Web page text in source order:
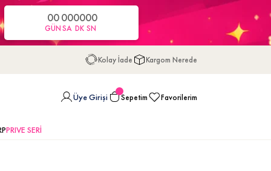
00
GÜN
00
SA
00
DK
00
SN
Kolay İade Kargom Nerede
Üye Girişi Sepetim Favorilerim
PRIVE SERİ